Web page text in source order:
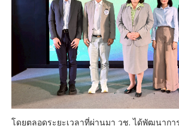
โดยตลอดระยะเวลาที่ผ่านมา วช. ได้พัฒนากา